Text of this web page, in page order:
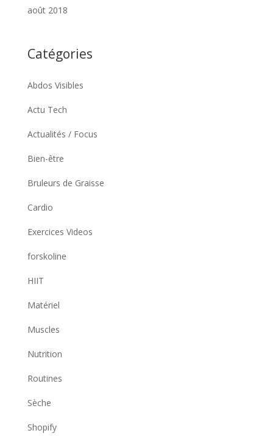
août 2018
Catégories
Abdos Visibles
Actu Tech
Actualités / Focus
Bien-être
Bruleurs de Graisse
Cardio
Exercices Videos
forskoline
HIIT
Matériel
Muscles
Nutrition
Routines
Sèche
Shopify